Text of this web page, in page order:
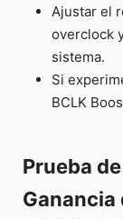
Ajustar el
overclock
sistema.
Si
BCLK
Prueba
Ganancia